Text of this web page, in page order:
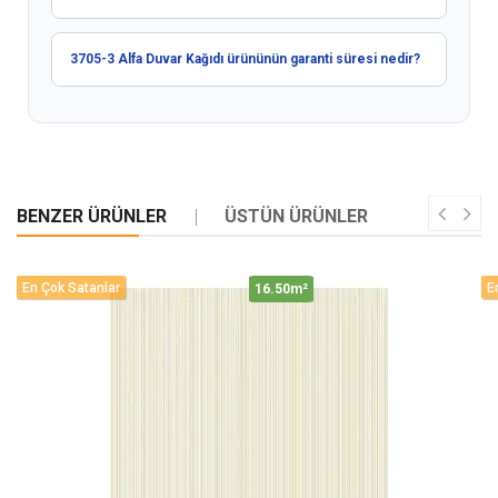
3705-3 Alfa Duvar Kağıdı ürününün garanti süresi nedir?
BENZER ÜRÜNLER ÜSTÜN ÜRÜNLER
En Çok Satanlar 16.50m²